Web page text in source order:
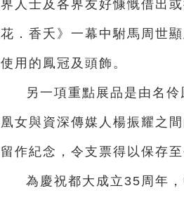
界人士及各界友好慷慨借出
花．香夭》一幕中駙馬周世
使用的鳳冠及頭飾。
另一項重點展品是由名
凰女與資深傳媒人楊振耀之
留作紀念，令支票得以保存
為慶祝都大成立35周年